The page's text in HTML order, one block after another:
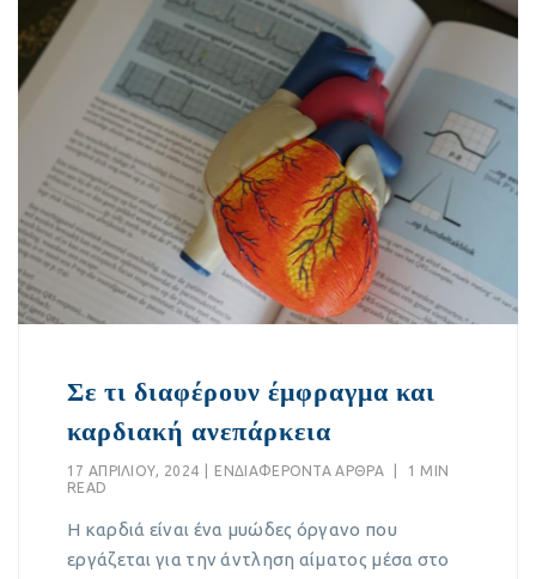
Σε τι διαφέρουν έμφραγμα και
καρδιακή ανεπάρκεια
17 ΑΠΡΙΛΊΟΥ, 2024 EΝΔΙΑΦΈΡΟΝΤΑ ΆΡΘΡΑ
1 MIN
READ
Η καρδιά είναι ένα μυώδες όργανο που
εργάζεται για την άντληση αίματος μέσα στο